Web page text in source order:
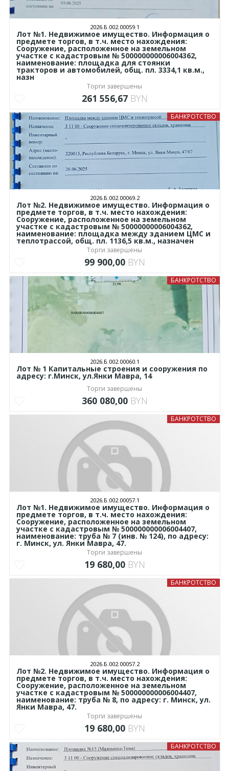
2026.Б.002.00059.1
Лот №1. Недвижимое имущество. Информация о
предмете торгов, в т.ч. место нахождения:
Сооружение, расположенное на земельном
участке с кадастровым № 500000000006004362,
наименование: площадка для стоянки
тракторов и автомобилей, общ. пл. 3334,1 кв.м.,
назн
Торги завершены
261 556,67 BYN
БАНКРОТСТВО
2026.Б.002.00069.2
Лот №2. Недвижимое имущество. Информация о
предмете торгов, в т.ч. место нахождения:
Сооружение, расположенное на земельном
участке с кадастровым № 50000000006004362,
наименование: площадка между зданием ЦМС и
теплотрассой, общ. пл. 1136,5 кв.м., назначен
Торги завершены
99 900,00 BYN
БАНКРОТСТВО
2026.Б.002.00060.1
Лот № 1 Капитальные строения и сооружения по
адресу: г.Минск, ул.Янки Мавра, 14
Торги завершены
360 080,00 BYN
БАНКРОТСТВО
2026.Б.002.00057.1
Лот №1. Недвижимое имущество. Информация о
предмете торгов, в т.ч. место нахождения:
Сооружение, расположенное на земельном
участке с кадастровым № 500000000006004407,
наименование: труба № 7 (инв. № 124), по адресу:
г. Минск, ул. Янки Мавра, 47.
Торги завершены
19 680,00 BYN
БАНКРОТСТВО
2026.Б.002.00057.2
Лот №2. Недвижимое имущество. Информация о
предмете торгов, в т.ч. место нахождения:
Сооружение, расположенное на земельном
участке с кадастровым № 500000000006004407,
наименование: труба № 8, по адресу: г. Минск, ул.
Янки Мавра, 47.
Торги завершены
19 680,00 BYN
БАНКРОТСТВО